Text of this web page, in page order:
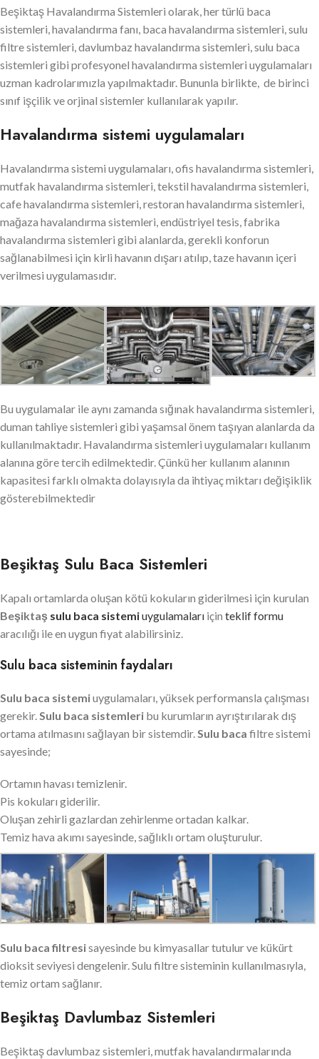
Beşiktaş Havalandırma Sistemleri olarak, her türlü baca
sistemleri, havalandırma fanı, baca havalandırma sistemleri, sulu
filtre sistemleri, davlumbaz havalandırma sistemleri, sulu baca
sistemleri gibi profesyonel havalandırma sistemleri uygulamaları
uzman kadrolarımızla yapılmaktadır. Bununla birlikte, de birinci
sınıf işçilik ve orjinal sistemler kullanılarak yapılır.
Havalandırma sistemi uygulamaları
Havalandırma sistemi uygulamaları, ofis havalandırma sistemleri,
mutfak havalandırma sistemleri, tekstil havalandırma sistemleri,
cafe havalandırma sistemleri, restoran havalandırma sistemleri,
mağaza havalandırma sistemleri, endüstriyel tesis, fabrika
havalandırma sistemleri gibi alanlarda, gerekli konforun
sağlanabilmesi için kirli havanın dışarı atılıp, taze havanın içeri
verilmesi uygulamasıdır.
Bu uygulamalar ile aynı zamanda sığınak havalandırma sistemleri,
duman tahliye sistemleri gibi yaşamsal önem taşıyan alanlarda da
kullanılmaktadır. Havalandırma sistemleri uygulamaları kullanım
alanına göre tercih edilmektedir. Çünkü her kullanım alanının
kapasitesi farklı olmakta dolayısıyla da ihtiyaç miktarı değişiklik
gösterebilmektedir
Beşiktaş Sulu Baca Sistemleri
Kapalı ortamlarda oluşan kötü kokuların giderilmesi için kurulan
Beşiktaş sulu baca sistemiuygulamaları için teklif formu
aracılığı ile en uygun fiyat alabilirsiniz.
Sulu baca sisteminin faydaları
Sulu baca sistemiuygulamaları, yüksek performansla çalışması
gerekir.Sulu baca sistemleri bu kurumların ayrıştırılarak dış
ortama atılmasını sağlayan bir sistemdir.Sulu baca filtre sistemi
sayesinde;
Ortamın havası temizlenir.
Pis kokuları giderilir.
Oluşan zehirli gazlardan zehirlenme ortadan kalkar.
Temiz hava akımı sayesinde, sağlıklı ortam oluşturulur.
Sulu baca filtresisayesinde bu kimyasallar tutulur ve kükürt
dioksit seviyesi dengelenir. Sulu filtre sisteminin kullanılmasıyla,
temiz ortam sağlanır.
Beşiktaş Davlumbaz Sistemleri
Beşiktaş davlumbaz sistemleri, mutfak havalandırmalarında